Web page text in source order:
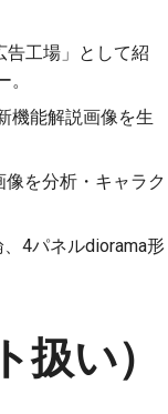
告工場」として紹
機能解説画像を生
像を分析・キャラク
4パネルdiorama形
い）